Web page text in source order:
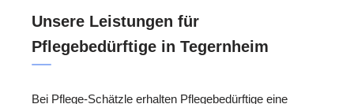
Unsere Leistungen für
Pflegebedürftige in Tegernheim
Bei Pflege-Schätzle erhalten Pflegebedürftige eine